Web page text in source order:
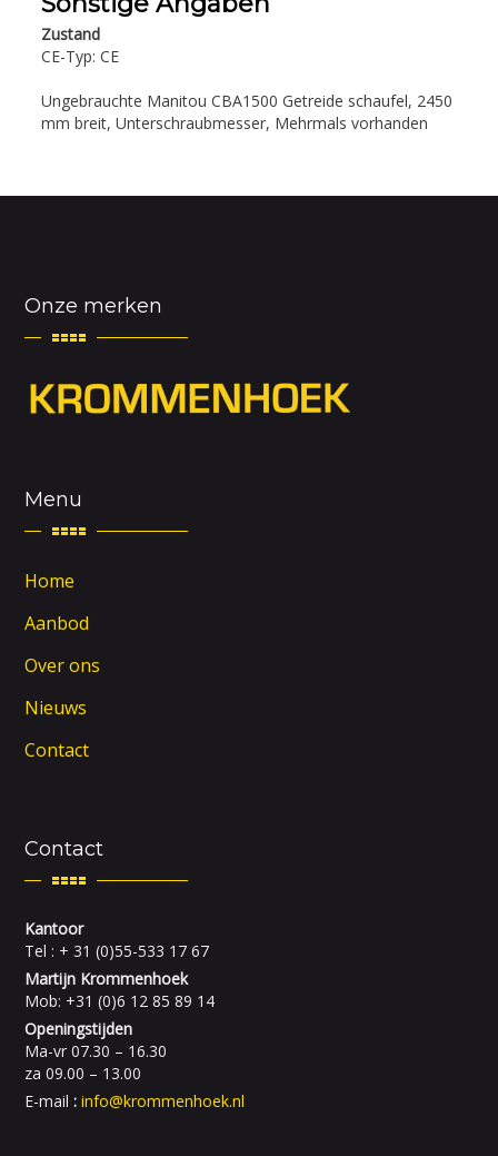
Zustand
CE-Typ: CE
Ungebrauchte Manitou CBA1500 Getreide schaufel, 2450
mm breit, Unterschraubmesser, Mehrmals vorhanden
Onze merken
Menu
Home
Aanbod
Over ons
Nieuws
Contact
Contact
Kantoor
Tel : + 31 (0)55-533 17 67
Martijn Krommenhoek
Mob: +31 (0)6 12 85 89 14
Openingstijden
Ma-vr 07.30 – 16.30
za 09.00 – 13.00
E-mail :info@krommenhoek.nl